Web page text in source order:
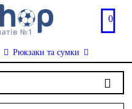
0
Рюкзаки та сумки